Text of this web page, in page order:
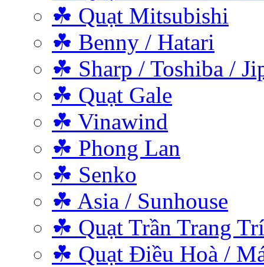
☘ Quạt Mitsubishi
☘ Benny / Hatari
☘ Sharp / Toshiba /
☘ Quạt Gale
☘ Vinawind
☘ Phong Lan
☘ Senko
☘ Asia / Sunhouse
☘ Quạt Trần Trang Trí
☘ Quạt Điều Hoà /